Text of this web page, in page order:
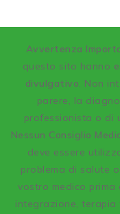
Avvertenza
questo sito hanno
divulgativo. Non
parere, la
professionista o di
Nessun Consiglio
deve essere
problema di salute
vostro medico
integrazione, terapia